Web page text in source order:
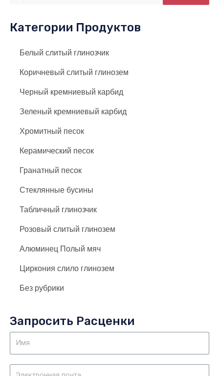
Категории Продуктов
Белый слитый глинозчик
Коричневый слитый глинозем
Черный кремниевый карбид
Зеленый кремниевый карбид
Хромитный песок
Керамический песок
Гранатный песок
Стеклянные бусины
Табличный глинозчик
Розовый слитый глинозем
Алюминец Полый мяч
Циркония слило глинозем
Без рубрики
Запросить Расценки